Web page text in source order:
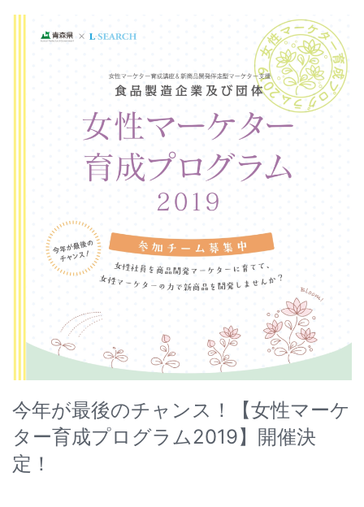
今年が最後のチャンス！【女性マーケ
ター育成プログラム2019】開催決
定！